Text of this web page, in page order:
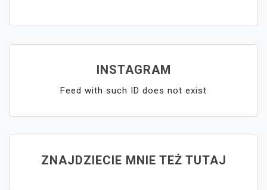
INSTAGRAM
Feed with such ID does not exist
ZNAJDZIECIE MNIE TEŻ TUTAJ